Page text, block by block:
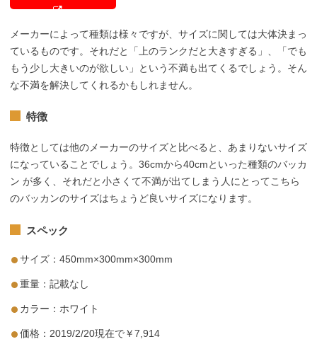
メーカーによって種類は様々ですが、サイズに関しては大体決まっ
ているものです。それだと「上のランクだと大きすぎる」、「でも
もう少し大きいのが欲しい」という不満も出てくるでしょう。そん
な不満を解決してくれるかもしれません。
特徴
特徴としては他のメーカーのサイズと比べると、あまりないサイズ
になっていることでしょう。36cmから40cmといった種類のバッカ
ン が多く、それだと小さくて不満が出てしまう人にとってこちら
のバッカンのサイズはちょうど良いサイズになります。
スペック
サイズ：450mm×300mm×300mm
重量：記載なし
カラー：ホワイト
価格：2019/2/20現在で￥7,914